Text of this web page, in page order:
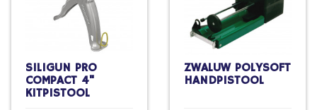
SILIGUN PRO
COMPACT 4"
KITPISTOOL
ZWALUW POLYSOFT
HANDPISTOOL